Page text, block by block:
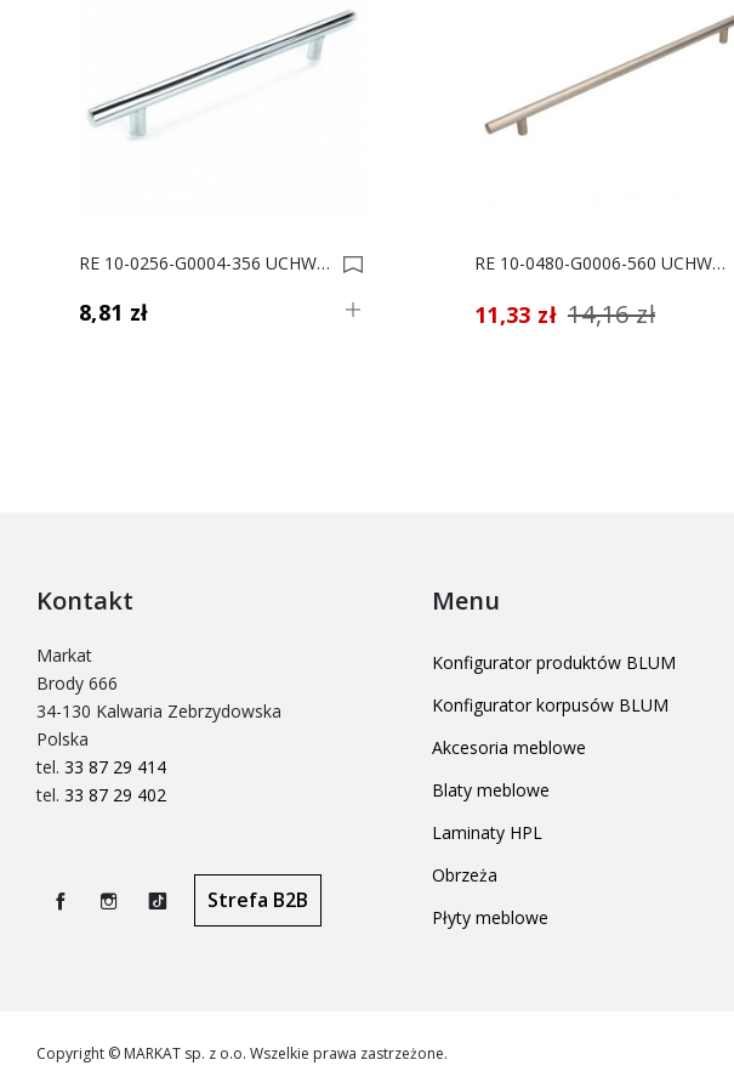
RE 10-0256-G0004-356 UCHWYT MEBLOWY *** 0000817
8,81 zł
RE 10-0480-G0006-560 UCHWYT MEBLOWY *** 0000923
11,33 zł 14,16 zł
Kontakt
Markat
Brody 666
34-130 Kalwaria Zebrzydowska
Polska
tel. 33 87 29 414
tel. 33 87 29 402
Instagram
TikTok
Strefa B2B
Menu
Konfigurator produktów BLUM
Konfigurator korpusów BLUM
Akcesoria meblowe
Blaty meblowe
Laminaty HPL
Obrzeża
Płyty meblowe
Copyright © MARKAT sp. z o.o. Wszelkie prawa zastrzeżone.